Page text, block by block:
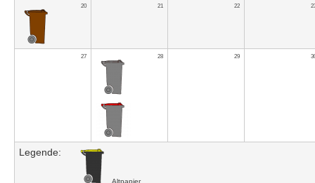
20 21 22
27 28 29
Legende:
Altpapier